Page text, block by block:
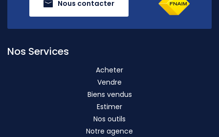
Nous contacter
Nos Services
Acheter
Vendre
Biens vendus
Estimer
Nos outils
Notre agence